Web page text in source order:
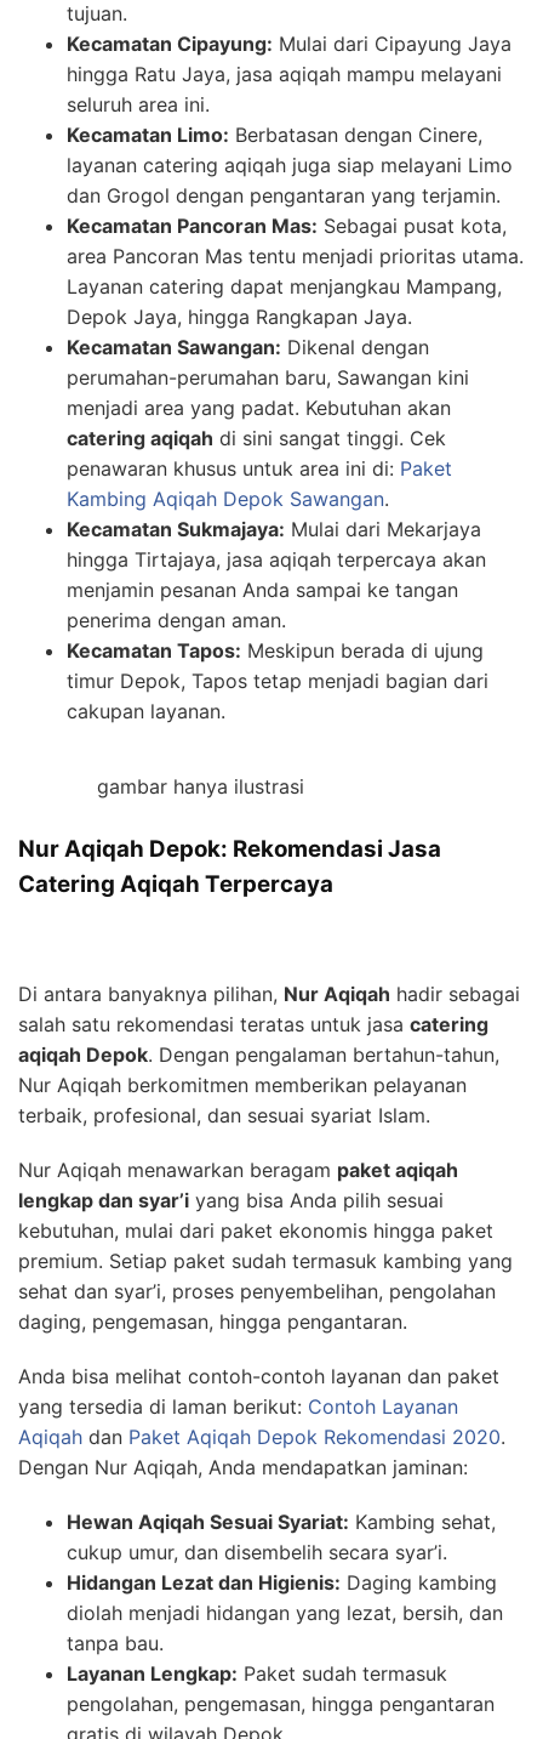
tujuan.
Kecamatan Cipayung: Mulai dari Cipayung Jaya
hingga Ratu Jaya, jasa aqiqah mampu melayani
seluruh area ini.
Kecamatan Limo: Berbatasan dengan Cinere,
layanan catering aqiqah juga siap melayani Limo
dan Grogol dengan pengantaran yang terjamin.
Kecamatan Pancoran Mas: Sebagai pusat kota,
area Pancoran Mas tentu menjadi prioritas utama.
Layanan catering dapat menjangkau Mampang,
Depok Jaya, hingga Rangkapan Jaya.
Kecamatan Sawangan: Dikenal dengan
perumahan-perumahan baru, Sawangan kini
menjadi area yang padat. Kebutuhan akan
catering aqiqah di sini sangat tinggi. Cek
penawaran khusus untuk area ini di: Paket
Kambing Aqiqah Depok Sawangan.
Kecamatan Sukmajaya: Mulai dari Mekarjaya
hingga Tirtajaya, jasa aqiqah terpercaya akan
menjamin pesanan Anda sampai ke tangan
penerima dengan aman.
Kecamatan Tapos: Meskipun berada di ujung
timur Depok, Tapos tetap menjadi bagian dari
cakupan layanan.
gambar hanya ilustrasi
Nur Aqiqah Depok: Rekomendasi Jasa
Catering Aqiqah Terpercaya
Di antara banyaknya pilihan, Nur Aqiqah hadir sebagai
salah satu rekomendasi teratas untuk jasa catering
aqiqah Depok. Dengan pengalaman bertahun-tahun,
Nur Aqiqah berkomitmen memberikan pelayanan
terbaik, profesional, dan sesuai syariat Islam.
Nur Aqiqah menawarkan beragam paket aqiqah
lengkap dan syar’i yang bisa Anda pilih sesuai
kebutuhan, mulai dari paket ekonomis hingga paket
premium. Setiap paket sudah termasuk kambing yang
sehat dan syar’i, proses penyembelihan, pengolahan
daging, pengemasan, hingga pengantaran.
Anda bisa melihat contoh-contoh layanan dan paket
yang tersedia di laman berikut: Contoh Layanan
Aqiqah dan Paket Aqiqah Depok Rekomendasi 2020.
Dengan Nur Aqiqah, Anda mendapatkan jaminan:
Hewan Aqiqah Sesuai Syariat: Kambing sehat,
cukup umur, dan disembelih secara syar’i.
Hidangan Lezat dan Higienis: Daging kambing
diolah menjadi hidangan yang lezat, bersih, dan
tanpa bau.
Layanan Lengkap: Paket sudah termasuk
pengolahan, pengemasan, hingga pengantaran
gratis di wilayah Depok.